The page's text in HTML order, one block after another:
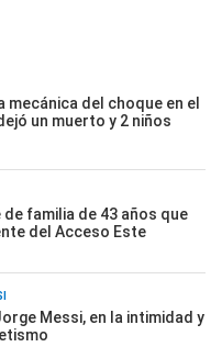
mecánica del choque en el
un muerto y 2 niños
de familia de 43 años que
del Acceso Este
Messi, en la intimidad y